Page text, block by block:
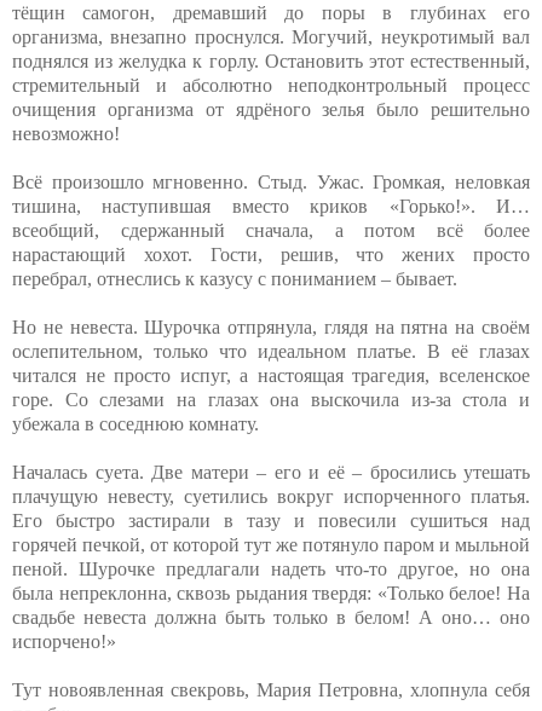
тёщин самогон, дремавший до поры в глубинах его
организма, внезапно проснулся. Могучий, неукротимый вал
поднялся из желудка к горлу. Остановить этот естественный,
стремительный и абсолютно неподконтрольный процесс
очищения организма от ядрёного зелья было решительно
невозможно!
Всё произошло мгновенно. Стыд. Ужас. Громкая, неловкая
тишина, наступившая вместо криков «Горько!». И…
всеобщий, сдержанный сначала, а потом всё более
нарастающий хохот. Гости, решив, что жених просто
перебрал, отнеслись к казусу с пониманием – бывает.
Но не невеста. Шурочка отпрянула, глядя на пятна на своём
ослепительном, только что идеальном платье. В её глазах
читался не просто испуг, а настоящая трагедия, вселенское
горе. Со слезами на глазах она выскочила из-за стола и
убежала в соседнюю комнату.
Началась суета. Две матери – его и её – бросились утешать
плачущую невесту, суетились вокруг испорченного платья.
Его быстро застирали в тазу и повесили сушиться над
горячей печкой, от которой тут же потянуло паром и мыльной
пеной. Шурочке предлагали надеть что-то другое, но она
была непреклонна, сквозь рыдания твердя: «Только белое! На
свадьбе невеста должна быть только в белом! А оно… оно
испорчено!»
Тут новоявленная свекровь, Мария Петровна, хлопнула себя